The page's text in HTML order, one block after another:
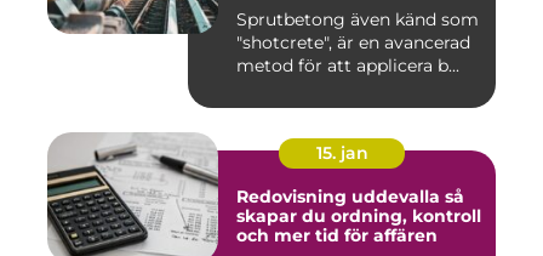
Sprutbetong även känd som
"shotcrete", är en avancerad
metod för att applicera b...
15. jan
Redovisning uddevalla så
skapar du ordning, kontroll
och mer tid för affären